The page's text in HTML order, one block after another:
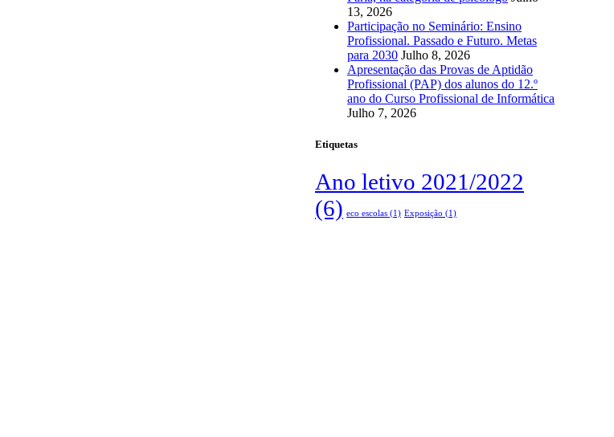
13, 2026
Participação no Seminário: Ensino
Profissional. Passado e Futuro. Metas
para 2030 Julho 8, 2026
Apresentação das Provas de Aptidão
Profissional (PAP) dos alunos do 12.º
ano do Curso Profissional de Informática
Julho 7, 2026
Etiquetas
Ano letivo 2021/2022
(6) eco escolas (1) Exposição (1)